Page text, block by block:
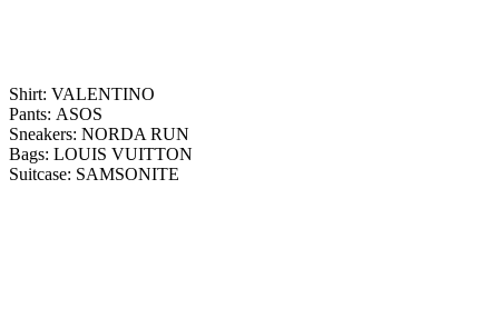
Shirt: VALENTINO
Pants: ASOS
Sneakers: NORDA RUN
Bags: LOUIS VUITTON
Suitcase: SAMSONITE